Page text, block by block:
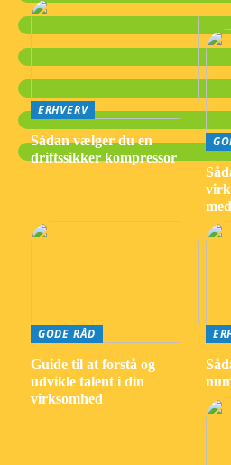
ERHVERV
Sådan vælger du en
driftssikker kompressor
GODE RÅD
Guide til at forstå og
udvikle talent i din
virksomhed